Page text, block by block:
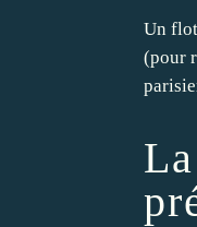
Un
(pour